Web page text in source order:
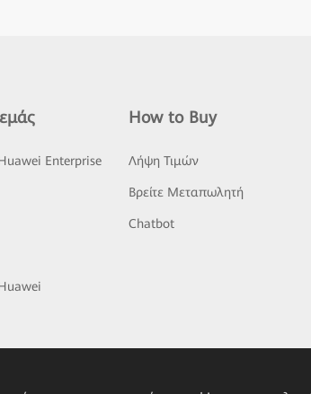
Enterprise
How to Buy
Λήψη Τιμών
Βρείτε Μεταπωλητή
Chatbot